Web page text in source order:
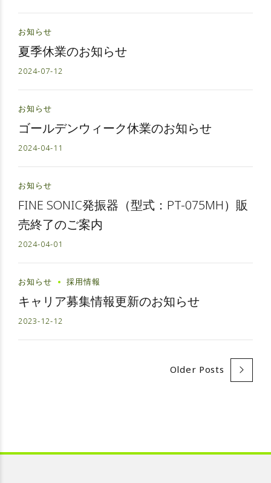
お知らせ
夏季休業のお知らせ
2024-07-12
お知らせ
ゴールデンウィーク休業のお知らせ
2024-04-11
お知らせ
FINE SONIC発振器（型式：PT-075MH）販
売終了のご案内
2024-04-01
お知らせ 採用情報
キャリア募集情報更新のお知らせ
2023-12-12
Older Posts